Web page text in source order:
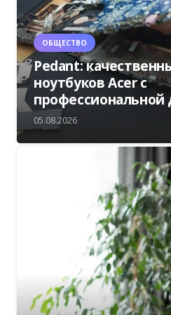
ОБЩЕСТВО
Pedant:
ноутбуков Acer с
профессиональной
05.08.2026